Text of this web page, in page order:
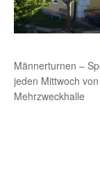
Männerturnen –
jeden Mittwoch
Mehrzweckhalle